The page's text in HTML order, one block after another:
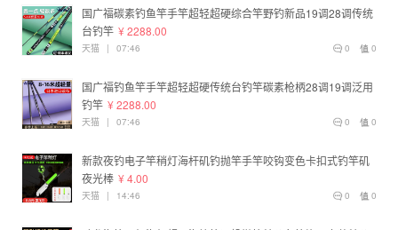
国广福碳素钓鱼竿手竿超轻超硬综合竿野钓新品19调28调传统
台钓竿 ¥ 2288.00
0
0
天猫 | 07:46
国广福钓鱼竿手竿超轻超硬传统台钓竿碳素枪柄28调19调泛用
钓竿 ¥ 2288.00
0
0
天猫 | 07:46
新款夜钓电子竿稍灯海杆矶钓抛竿手竿咬钩变色卡扣式钓竿矶
夜光棒 ¥ 4.00
0
0
天猫 | 14:46